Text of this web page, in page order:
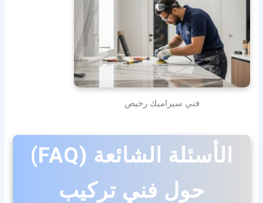
فني سيراميك رخيص
الأسئلة الشائعة (FAQ)
حول فني تركيب